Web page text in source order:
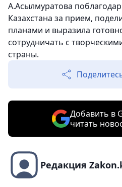
А.Асылмуратова
Казахстана за прием,
планами и выразила
сотрудничать с
страны.
Добавить в
читать
Редакция